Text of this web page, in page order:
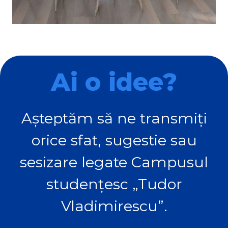
Ai o idee?
Așteptăm să ne transmiți
orice sfat, sugestie sau
sesizare legate Campusul
studențesc „Tudor
Vladimirescu”.